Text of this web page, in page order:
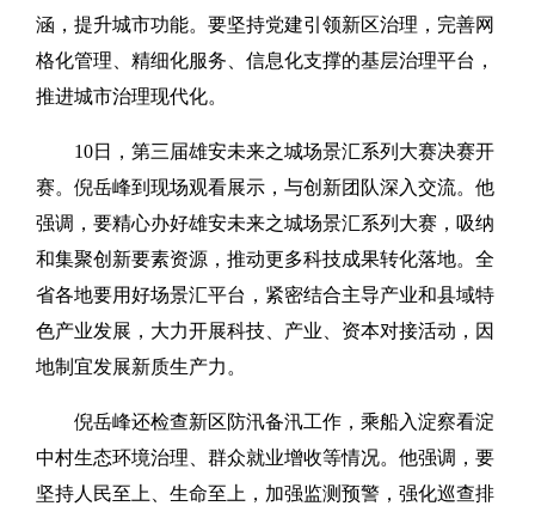
涵，提升城市功能。要坚持党建引领新区治理，完善网
格化管理、精细化服务、信息化支撑的基层治理平台，
推进城市治理现代化。
10日，第三届雄安未来之城场景汇系列大赛决赛开
赛。倪岳峰到现场观看展示，与创新团队深入交流。他
强调，要精心办好雄安未来之城场景汇系列大赛，吸纳
和集聚创新要素资源，推动更多科技成果转化落地。全
省各地要用好场景汇平台，紧密结合主导产业和县域特
色产业发展，大力开展科技、产业、资本对接活动，因
地制宜发展新质生产力。
倪岳峰还检查新区防汛备汛工作，乘船入淀察看淀
中村生态环境治理、群众就业增收等情况。他强调，要
坚持人民至上、生命至上，加强监测预警，强化巡查排